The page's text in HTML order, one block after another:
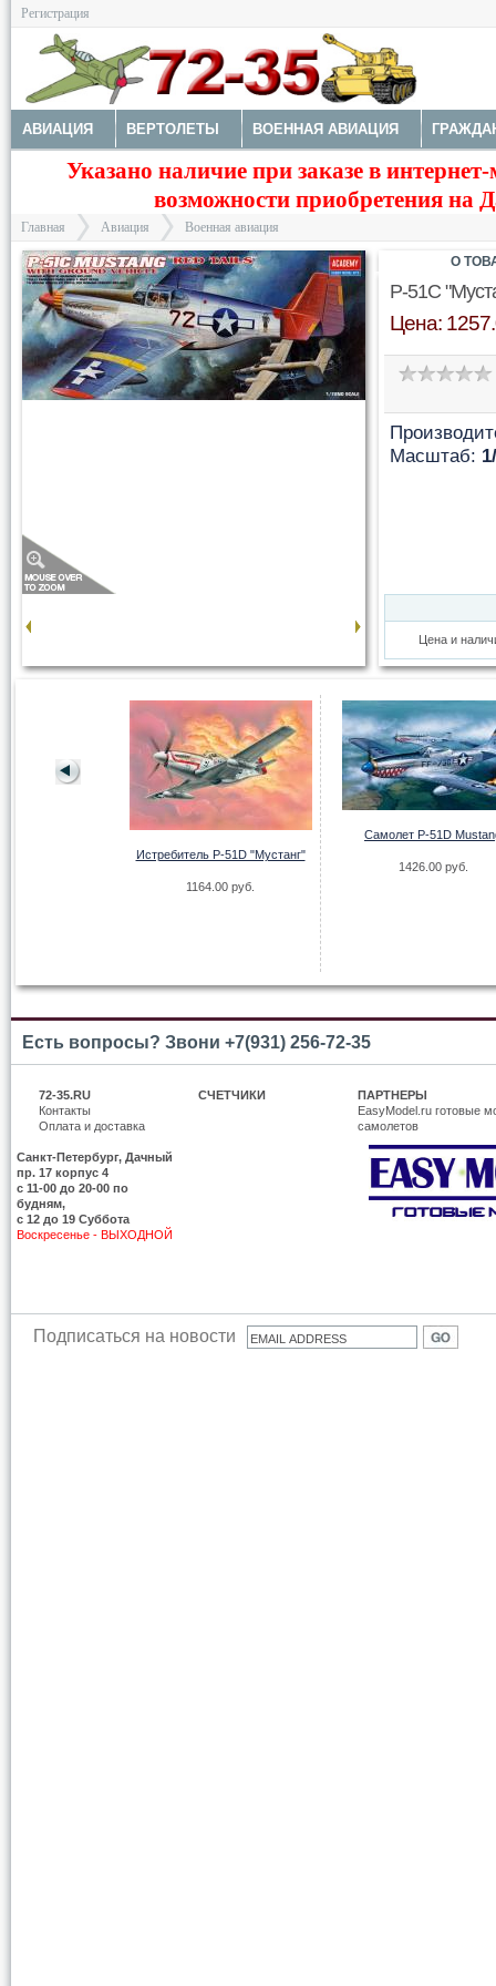
Регистрация
АВИАЦИЯ ВЕРТОЛЕТЫ ВОЕННАЯ АВИАЦИЯ
МОДЕЛИ КОРАБЛЕЙ И ПОДЛОДОК КОСМОС ЗДАНИЯ,
Указано наличие при заказе в
возможности приобретения на
Главная
>
Авиация
>
Военная авиация
P-51C
Цена:
Масштаб:
Цена и
О
Истребитель P-51D "Мустанг"
1164.00 руб.
Самолет P-51D
1426.00 руб.
Есть вопросы? Звони +7(931) 256-72-35
72-35.RU
Контакты
Оплата и доставка
Санкт-Петербург, Дачный
пр. 17 корпус 4
c 11-00 до 20-00 по
будням,
с 12 до 19 Суббота
Воскресенье - ВЫХОДНОЙ
СЧЕТЧИКИ
ПАРТНЕРЫ
EasyModel.ru готовые
самолетов
Подписаться на новости